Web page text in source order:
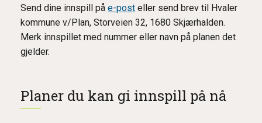
Send dine innspill på e-post eller send brev til Hvaler
kommune v/Plan, Storveien 32, 1680 Skjærhalden.
Merk innspillet med nummer eller navn på planen det
gjelder.
Planer du kan gi innspill på nå